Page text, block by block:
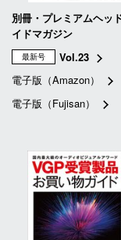
別冊・プレミアムヘッ
イドマガジン
最新号
Vol.23
電子版（Amazon）
電子版（Fujisan）